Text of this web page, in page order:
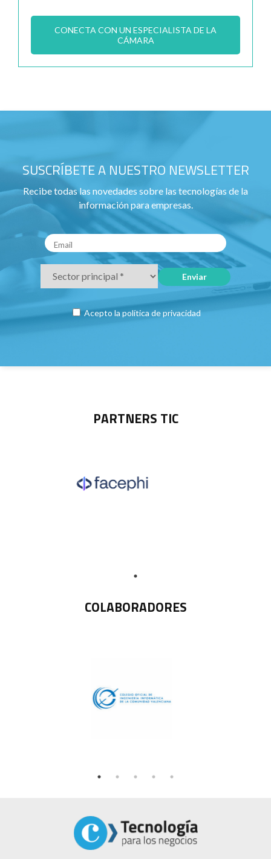
CONECTA CON UN ESPECIALISTA DE LA
CÁMARA
SUSCRÍBETE A NUESTRO NEWSLETTER
Recibe todas las novedades sobre las tecnologías de la
información para empresas.
Acepto la política de privacidad
PARTNERS TIC
COLABORADORES